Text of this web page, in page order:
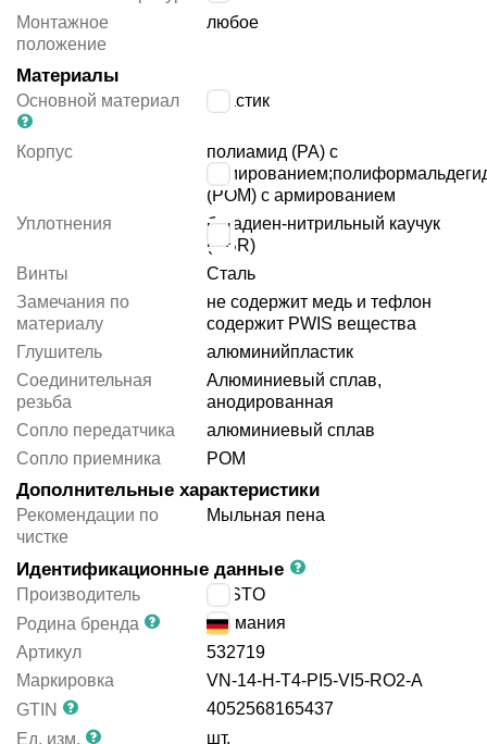
Монтажное
положение
любое
Материалы
Основной материал пластик
Корпус
полиамид (PA) с
(POM) с армированием
Уплотнения
бутадиен-нитрильный каучук
(NBR)
Винты
Сталь
Замечания по
материалу
не содержит медь и тефлон
содержит PWIS вещества
Глушитель
алюминийпластик
Соединительная
резьба
Алюминиевый сплав,
анодированная
Сопло передатчика
алюминиевый сплав
Сопло приемника
POM
Дополнительные характеристики
Рекомендации по
чистке
Мыльная пена
Идентификационные данные
Производитель
FESTO
Родина бренда
Германия
Артикул
532719
Маркировка
VN-14-H-T4-PI5-VI5-RO2-A
GTIN
4052568165437
Ед. изм.
шт.